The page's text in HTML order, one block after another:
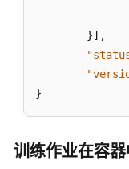
型
练
}] ,
}
训练作业在容